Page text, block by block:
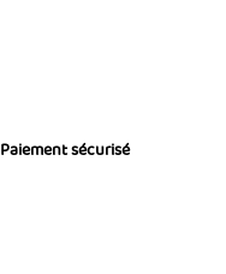
Paiement sécurisé